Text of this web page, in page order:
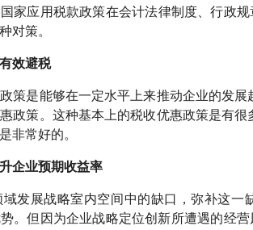
家应用税款政策在会计法律制度、行政
对策。
效避税
策是能够在一定水平上来推动企业的发
政策。这种基本上的税收优惠政策是有
是非常好的。
企业预期收益率
发展战略室内空间中的缺口，弥补这一
。但因为企业战略定位创新所遭遇的经